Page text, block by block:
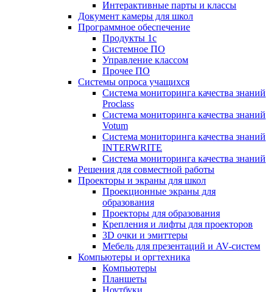
Интерактивные парты и классы
Документ камеры для школ
Программное обеспечение
Продукты 1с
Системное ПО
Управление классом
Прочее ПО
Системы опроса учащихся
Система мониторинга качества знаний
Proclass
Система мониторинга качества знаний
Votum
Система мониторинга качества знаний
INTERWRITE
Система мониторинга качества знаний
Решения для совместной работы
Проекторы и экраны для школ
Проекционные экраны для
образования
Проекторы для образования
Крепления и лифты для проекторов
3D очки и эмиттеры
Мебель для презентаций и AV-систем
Компьютеры и оргтехника
Компьютеры
Планшеты